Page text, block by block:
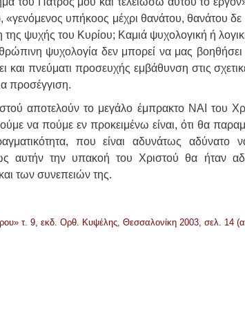
υπήκοος μέχρι θανάτου, θανάτου
ψυχής του Κυρίου; Καμιά ψυχολογική ή
ψυχολογία δεν μπορεί να μας
και πνεύματι προσευχής εμβάθυνση στις
προσέγγιση.
αποτελούν το μεγάλο έμπρακτο ΝΑΙ του
να πούμε εν προκειμένω είναι, ότι θα
που είναι αδυνάτως αδύνατο
αυτήν την υπακοή του Χριστού θα ήταν
των συνεπειών της.
τ. 9, εκδ. Ορθ. Κυψέλης, Θεσσαλονίκη 2003, σελ. 14